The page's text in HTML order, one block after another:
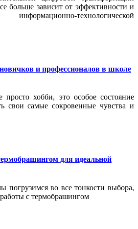
больше зависит от эффективности и
технологической
и профессионалов в школе
хобби, это особое состояние
свои самые сокровенные чувства и
для идеальной
погрузимся во все тонкости выбора,
с термобрашингом